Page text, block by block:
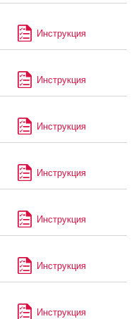
Инструкция
Инструкция
Инструкция
Инструкция
Инструкция
Инструкция
Инструкция